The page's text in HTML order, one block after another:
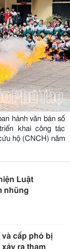
hành văn bản số
khai công tác
hộ (CNCH) năm
Luật
nhũng
cấp phó bị
ra tham